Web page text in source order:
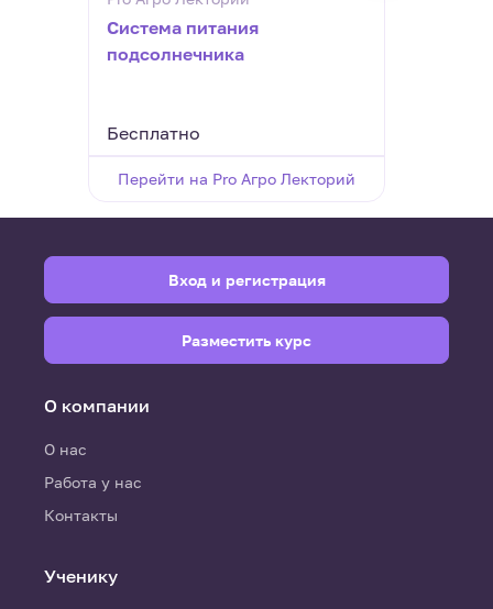
Система питания
подсолнечника
Бесплатно
Перейти на Pro Агро Лекторий
О компании
О нас
Работа у нас
Контакты
Ученику
Вход и регистрация
Разместить курс